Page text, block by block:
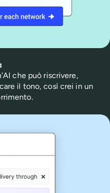
che può riscrivere,
il tono, così crei in un